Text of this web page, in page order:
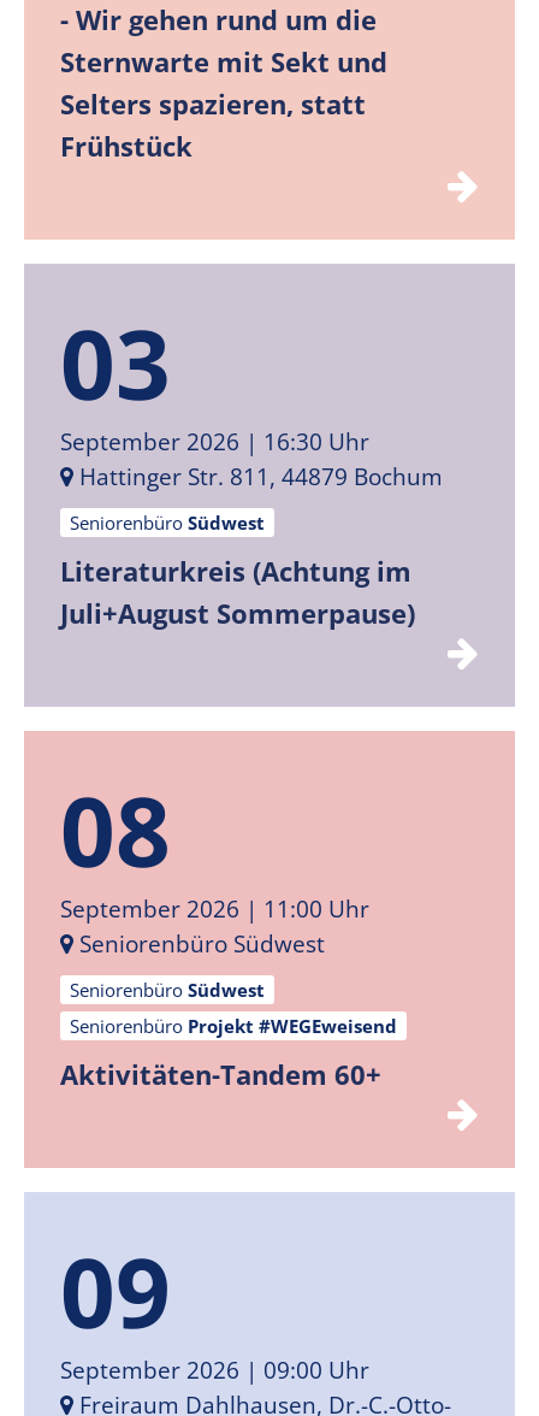
- Wir gehen rund um die
Sternwarte mit Sekt und
Selters spazieren, statt
Frühstück
03
September 2026 | 16:30 Uhr
Hattinger Str. 811, 44879 Bochum
Seniorenbüro Südwest
Literaturkreis (Achtung im
Juli+August Sommerpause)
08
September 2026 | 11:00 Uhr
Seniorenbüro Südwest
Seniorenbüro Südwest
Seniorenbüro Projekt #WEGEweisend
Aktivitäten-Tandem 60+
09
September 2026 | 09:00 Uhr
Freiraum Dahlhausen, Dr.-C.-Otto-